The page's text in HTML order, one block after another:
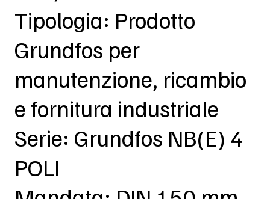
Tipologia: Prodotto
Grundfos per
manutenzione, ricambio
e fornitura industriale
Serie: Grundfos NB(E) 4
POLI